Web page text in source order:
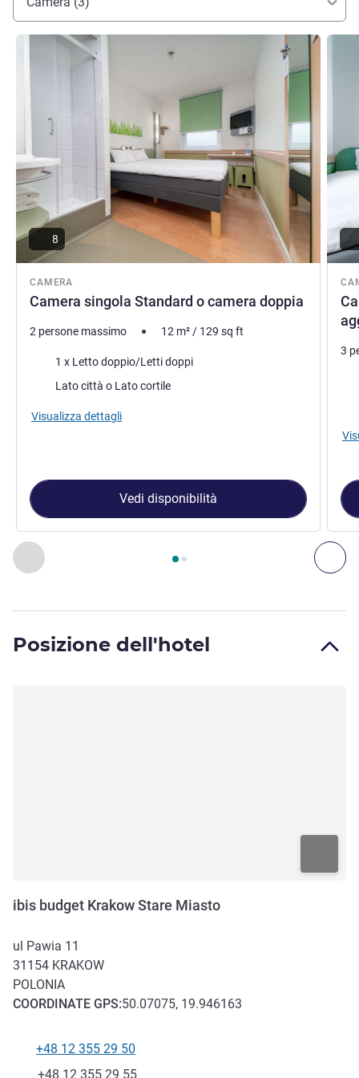
Precedente - Camera
Pagina , Camera 1 : Camera singola Standard o
CAMERA
Camera singola Standard o camera doppia
Visualizza dettagli
8
2 persone massimo 12 m²/ 129 sq ft
Biancheria da letto
1 x Letto doppio/Letti doppi
Vista:
Lato città o Lato cortile
Visualizza dettagli
Vedi disponibilità
3
Posizione dell'hotel
ibis budget Krakow Stare Miasto
ul Pawia 11
31154 KRAKOW
POLONIA
COORDINATE GPS:50.07075, 19.946163
Telefono
+48 12 355 29 50
Fax
+48 12 355 29 55